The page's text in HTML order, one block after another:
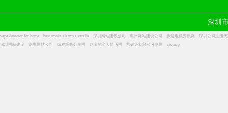
深圳
vape detector for home best smoke alarms australia 深圳网站建设公司 惠州网站建设公司 步进电机资讯网
深圳公司注册
深圳网站建设
深圳网站公司 编程经验分享网 赵宝的个人简历网 营销策划经验分享网 sitemap